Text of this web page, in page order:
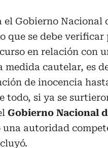
el Gobierno Nacional
que se debe
en relación con
medida cautelar, es
de inocencia
todo, si ya se
Gobierno Nacional
autoridad